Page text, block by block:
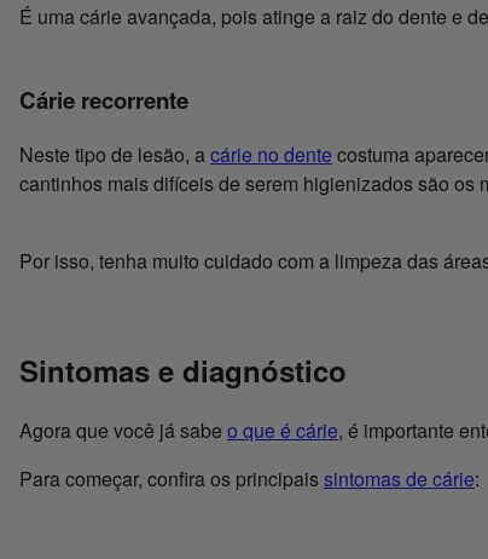
É uma cárie avançada, pois atinge a raiz do dente e
Cárie recorrente
Neste tipo de lesão, acárie no dente costuma
cantinhos mais difíceis de serem higienizados são os
Por isso, tenha muito cuidado com a limpeza das
Sintomas e diagnóstico
Agora que você já sabe o que é cárie, é importante
Para começar, confira os principaissintomas de cárie: